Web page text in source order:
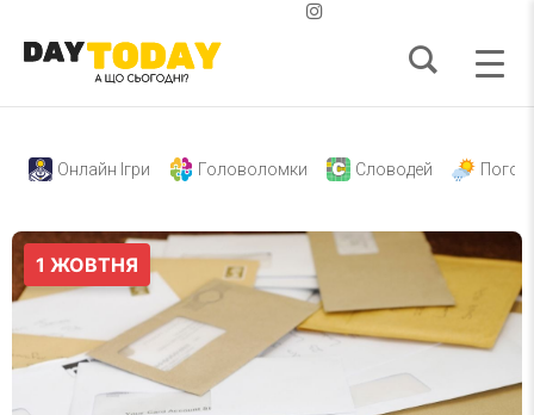
Онлайн Ігри Головоломки Словодей